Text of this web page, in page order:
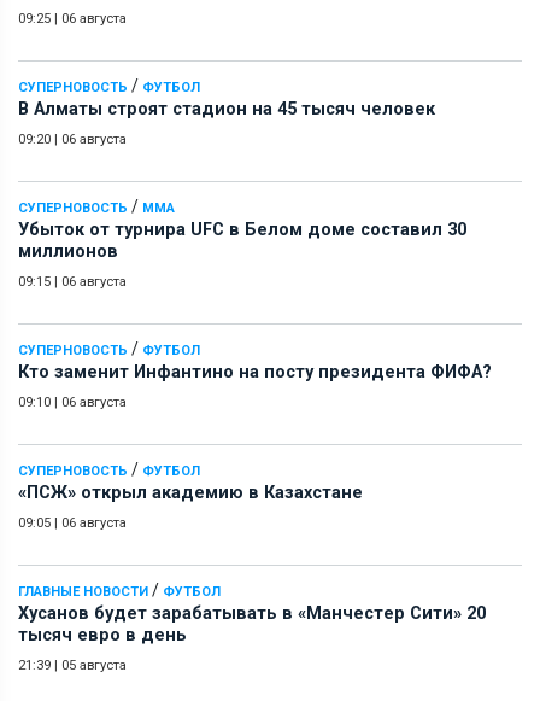
09:25 | 06 августа
СУПЕРНОВОСТЬ / ФУТБОЛ
В Алматы строят стадион на 45 тысяч человек
09:20 | 06 августа
СУПЕРНОВОСТЬ / ММА
Убыток от турнира UFC в Белом доме составил 30
миллионов
09:15 | 06 августа
СУПЕРНОВОСТЬ / ФУТБОЛ
Кто заменит Инфантино на посту президента ФИФА?
09:10 | 06 августа
СУПЕРНОВОСТЬ / ФУТБОЛ
«ПСЖ» открыл академию в Казахстане
09:05 | 06 августа
ГЛАВНЫЕ НОВОСТИ / ФУТБОЛ
Хусанов будет зарабатывать в «Манчестер Сити» 20
тысяч евро в день
21:39 | 05 августа